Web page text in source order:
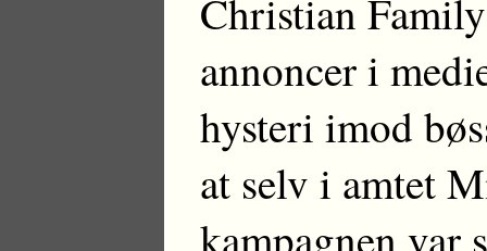
Christian
annoncer i
hysteri imod
at selv i amtet
kampagnen var